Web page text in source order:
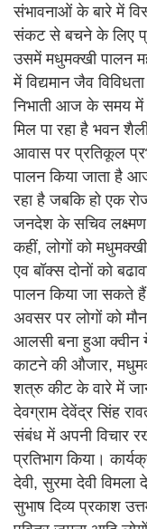
संभावनाओं के बारे में
संकट से बचने के लिए
उसमें मधुमक्खी पालन
में विद्यमान जैव
निभाती आज के समय
मिल पा रहा है भवन
आवास पर प्रतिकूल
पालन किया जाता है
रहा है जबकि हो एक
जनदेश के सचिव लक्ष्मण
कहीं, लोगों को
एव बॉक्स दोनों को
पालन किया जा सकते
अवसर पर लोगों को
आलसी बना हुआ क्वीन
काटने की औजार,
शत्रु कीट के वारे में
देवग्राम देवेंद्र सिंह
संबंध में अपनी विचार
प्रतिभाग किया।
देवी, सुरमा देवी विमला
सुभाष दिव्य प्रकाश